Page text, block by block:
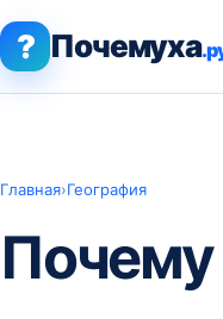
? Почемуха
Главная›География
Почему